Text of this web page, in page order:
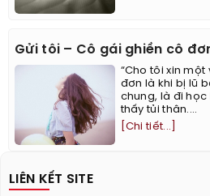
Gửi tôi – Cô gái ghiền cô
“Cho tôi xin một
đơn là khi bị lũ
chung, là đi
thấy tủi thân....
[Chi tiết...]
LIÊN KẾT SITE